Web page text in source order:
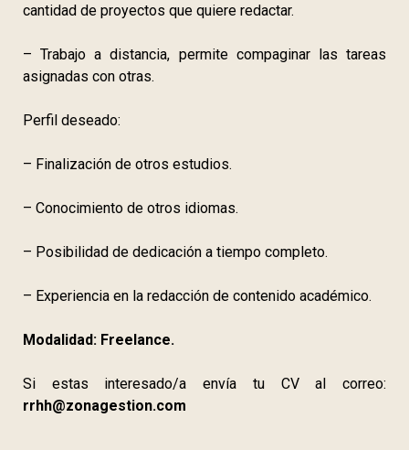
cantidad de proyectos que quiere redactar.
– Trabajo a distancia, permite compaginar las tareas
asignadas con otras.
Perfil deseado:
– Finalización de otros estudios.
– Conocimiento de otros idiomas.
– Posibilidad de dedicación a tiempo completo.
– Experiencia en la redacción de contenido académico.
Modalidad: Freelance.
Si estas interesado/a envía tu CV al correo:
rrhh@zonagestion.com